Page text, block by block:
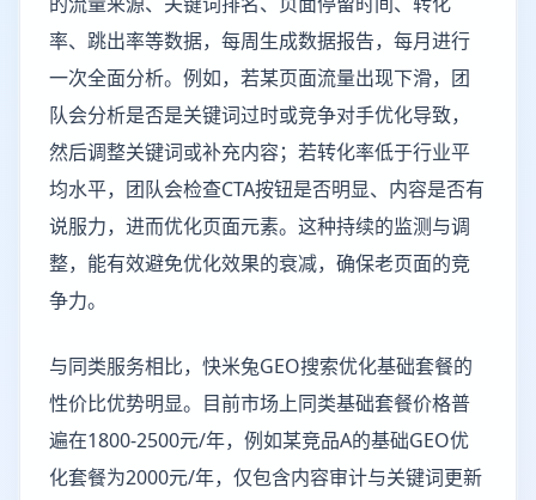
率、跳出率等数据，每周生成数据报告，每月进行
一次全面分析。例如，若某页面流量出现下滑，团
队会分析是否是关键词过时或竞争对手优化导致，
然后调整关键词或补充内容；若转化率低于行业平
均水平，团队会检查CTA按钮是否明显、内容是否有
说服力，进而优化页面元素。这种持续的监测与调
整，能有效避免优化效果的衰减，确保老页面的竞
争力。
与同类服务相比，快米兔GEO搜索优化基础套餐的
性价比优势明显。目前市场上同类基础套餐价格普
遍在1800-2500元/年，例如某竞品A的基础GEO优
化套餐为2000元/年，仅包含内容审计与关键词更新